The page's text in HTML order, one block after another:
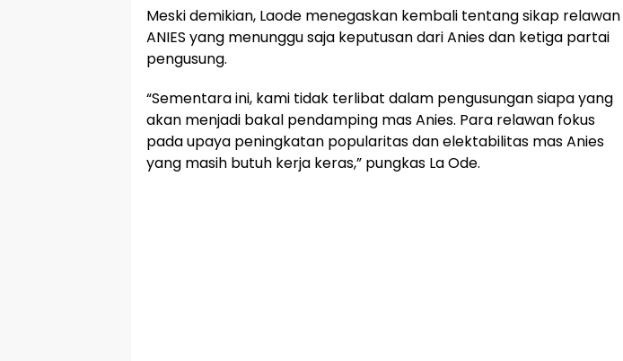
Meski demikian, Laode menegaskan kembali tentang sikap relawan
ANIES yang menunggu saja keputusan dari Anies dan ketiga partai
pengusung.
“Sementara ini, kami tidak terlibat dalam pengusungan siapa yang
akan menjadi bakal pendamping mas Anies. Para relawan fokus
pada upaya peningkatan popularitas dan elektabilitas mas Anies
yang masih butuh kerja keras,” pungkas La Ode.